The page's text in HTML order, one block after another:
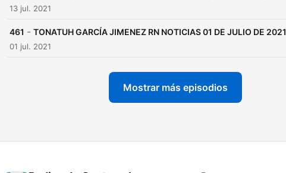
13 jul. 2021
461 - TONATUH GARCÍA JIMENEZ RN NOTICIAS 01 DE JULIO DE 2021
01 jul. 2021
Mostrar más episodios